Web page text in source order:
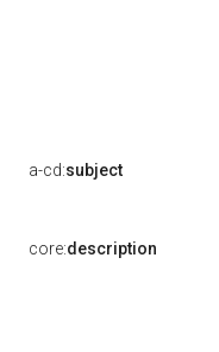
a-cd:subject
core:description